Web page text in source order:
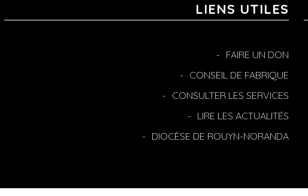
LIENS UTILES
FAIRE UN DON
CONSEIL DE FABRIQUE
CONSULTER LES SERVICES
LIRE LES ACTUALITÉS
DIOCÈSE DE ROUYN-NORANDA